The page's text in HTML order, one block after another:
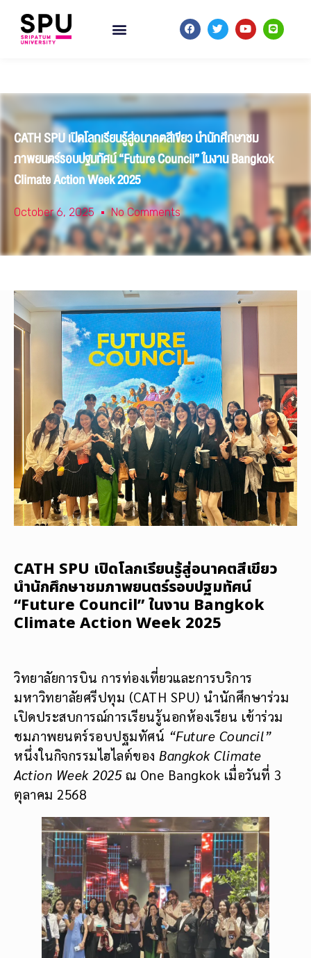
CATH SPU เปิดโลกเรียนรู้สู่อนาคตสีเขียว นำนักศึกษาชม
ภาพยนตร์รอบปฐมทัศน์ “Future Council” ในงาน Bangkok
Climate Action Week 2025
October 6, 2025 No Comments
CATH SPU เปิดโลกเรียนรู้สู่อนาคตสีเขียว
นำนักศึกษาชมภาพยนตร์รอบปฐมทัศน์
“Future Council” ในงาน Bangkok
Climate Action Week 2025
วิทยาลัยการบิน การท่องเที่ยวและการบริการ
มหาวิทยาลัยศรีปทุม (CATH SPU) นำนักศึกษาร่วม
เปิดประสบการณ์การเรียนรู้นอกห้องเรียน เข้าร่วม
ชมภาพยนตร์รอบปฐมทัศน์ “Future Council”
หนึ่งในกิจกรรมไฮไลต์ของ Bangkok Climate
Action Week 2025ณ One Bangkok เมื่อวันที่ 3
ตุลาคม 2568